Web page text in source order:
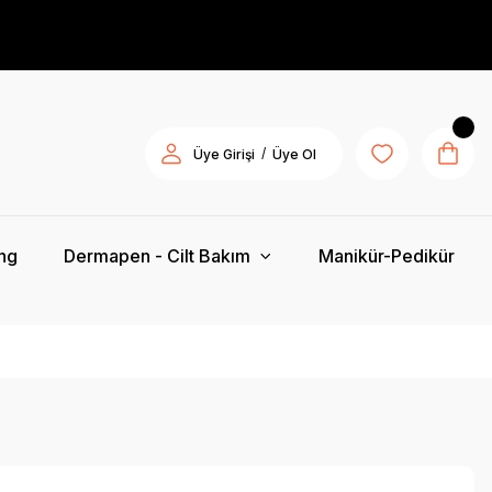
Üye Girişi / Üye Ol
Dermapen - Cilt Bakım Manikür-Pedikür